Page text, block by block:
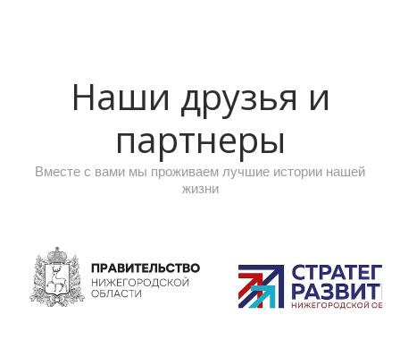
Наши друзья и
партнеры
Вместе с вами мы проживаем лучшие истории нашей
жизни